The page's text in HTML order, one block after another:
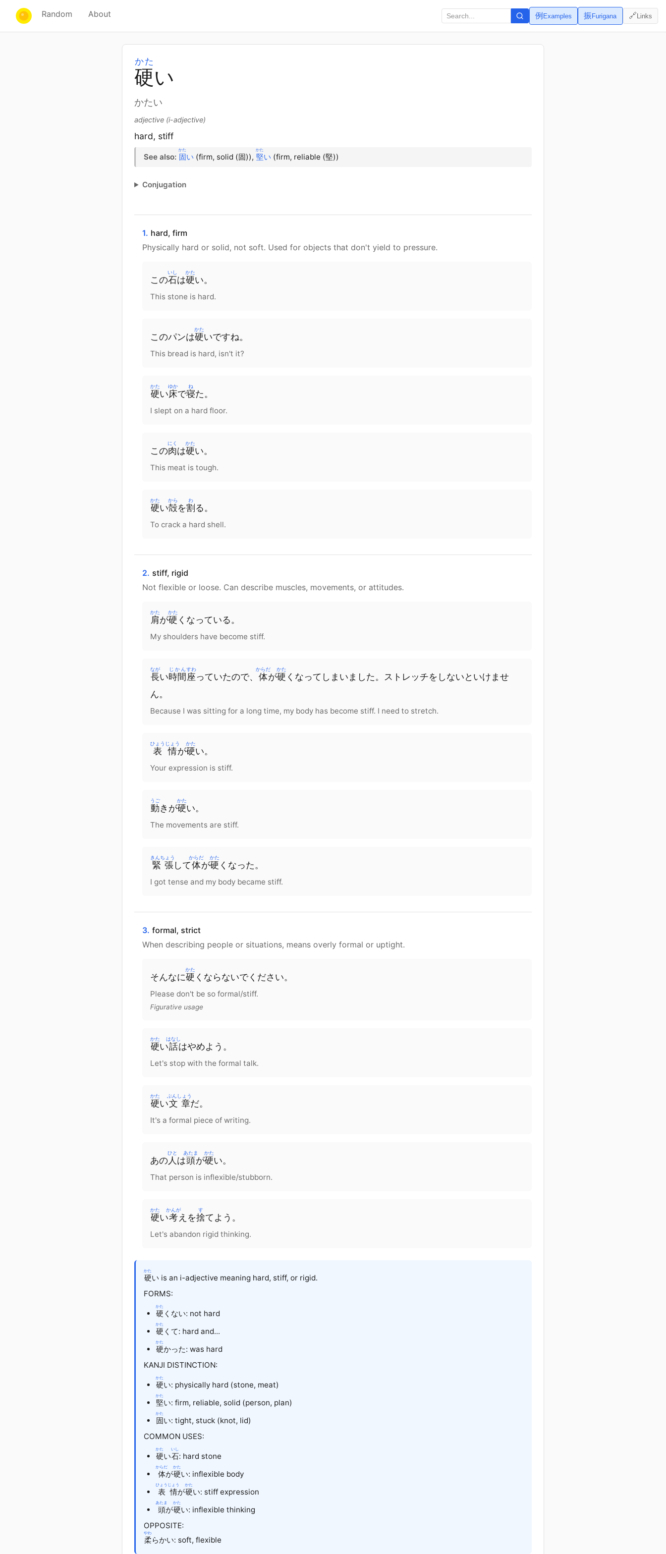
Random About 例 Examples 振Furigana 🔗Links
硬
かた
い
かたい
adjective (i-adjective)
hard, stiff
See also: 固
かた
い (firm, solid (固)), 堅
かた
い (firm, reliable (堅))
Conjugation
1. hard, firm
Physically hard or solid, not soft. Used for objects that don't yield to pressure.
この石
いし
は硬
かた
い。
This stone is hard.
このパンは硬
かた
いですね。
This bread is hard, isn't it?
硬
かた
い床
ゆか
で寝
ね
た。
I slept on a hard floor.
この肉
にく
は硬
かた
い。
This meat is tough.
硬
かた
い殻
から
を割
わ
る。
To crack a hard shell.
2. stiff, rigid
Not flexible or loose. Can describe muscles, movements, or attitudes.
肩
かた
が硬
かた
く なっている。
My shoulders have become stiff.
長
なが
い時間
じかん
座
すわ
っていたので、 体
からだ
が硬
かた
く なって しまいました。 ストレッチを しないといけませ
ん。
Because I was sitting for a long time, my body has become stiff. I need to stretch.
表情
ひょうじょう
が硬
かた
い。
Your expression is stiff.
動
うご
き が硬
かた
い。
The movements are stiff.
緊張
きんちょう
して体
からだ
が硬
かた
く なった。
I got tense and my body became stiff.
3. formal, strict
When describing people or situations, means overly formal or uptight.
そんなに硬
かた
く ならないでください。
Please don't be so formal/stiff.
Figurative usage
硬
かた
い話
はなし
はやめよう 。
Let's stop with the formal talk.
硬
かた
い文章
ぶんしょう
だ。
It's a formal piece of writing.
あの人
ひと
は頭
あたま
が硬
かた
い。
That person is inflexible/stubborn.
硬
かた
い考
かんが
え を捨
す
てよう 。
Let's abandon rigid thinking.
硬
かた
い is an i-adjective meaning hard, stiff, or rigid.
FORMS:
硬
かた
くない: not hard
硬
かた
くて: hard and...
硬
かた
かった: was hard
KANJI DISTINCTION:
硬
かた
い: physically hard (stone, meat)
堅
かた
い: firm, reliable, solid (person, plan)
固
かた
い: tight, stuck (knot, lid)
COMMON USES:
硬
かた
い石
いし
: hard stone
体
からだ
が硬
かた
い: inflexible body
表情
ひょうじょう
が硬
かた
い: stiff expression
頭
あたま
が硬
かた
い: inflexible thinking
OPPOSITE:
柔
やわ
らかい: soft, flexible